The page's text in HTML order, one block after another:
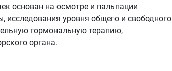
основан на осмотре и пальпации
уровня общего и свободного
гормональную терапию,
органа.